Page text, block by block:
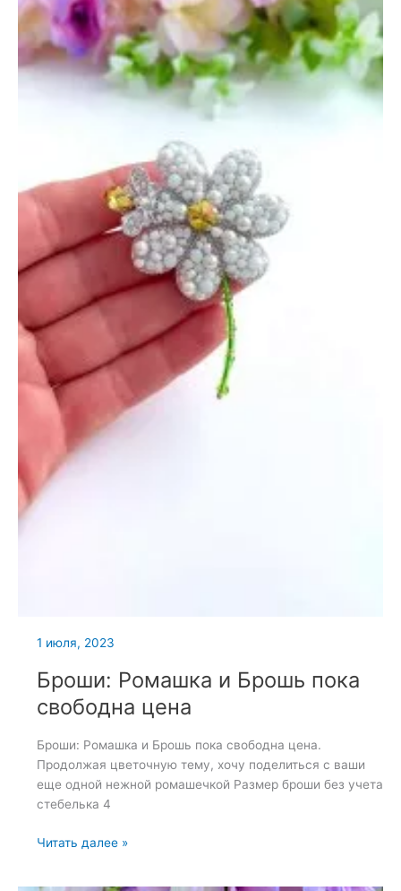
2023
1 июля, 2023
Броши: Ромашка и Брошь пока
свободна цена
Броши: Ромашка и Брошь пока свободна цена.
Продолжая цветочную тему, хочу поделиться с ваши
еще одной нежной ромашечкой Размер броши без учета
стебелька 4
Броши:
Читать далее »